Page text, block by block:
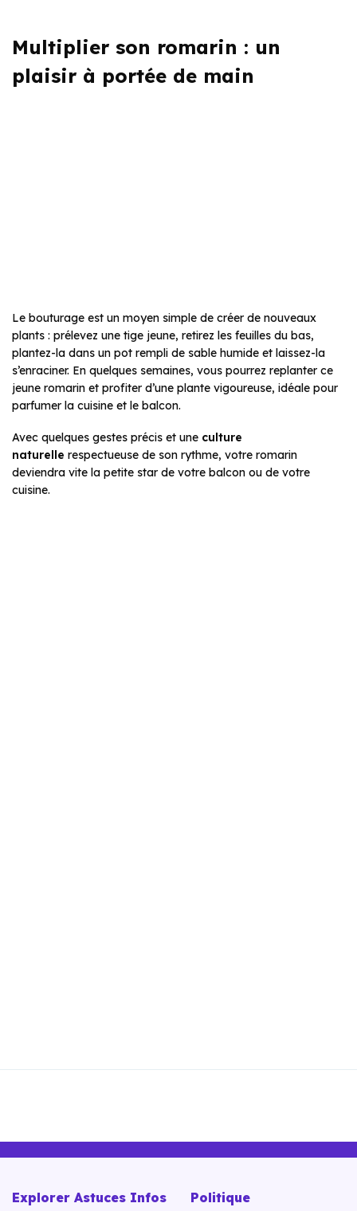
Multiplier son romarin : un
plaisir à portée de main
Le bouturage est un moyen simple de créer de nouveaux
plants : prélevez une tige jeune, retirez les feuilles du bas,
plantez-la dans un pot rempli de sable humide et laissez-la
s’enraciner. En quelques semaines, vous pourrez replanter ce
jeune romarin et profiter d’une plante vigoureuse, idéale pour
parfumer la cuisine et le balcon.
Avec quelques gestes précis et une culture
naturelle respectueuse de son rythme, votre romarin
deviendra vite la petite star de votre balcon ou de votre
cuisine.
Explorer Astuces Infos Politique